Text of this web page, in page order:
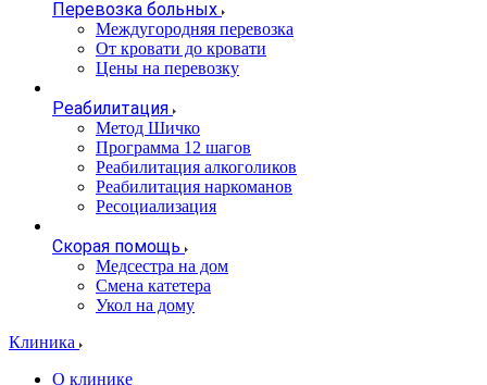
Перевозка больных
Междугородняя перевозка
От кровати до кровати
Цены на перевозку
Реабилитация
Метод Шичко
Программа 12 шагов
Реабилитация алкоголиков
Реабилитация наркоманов
Ресоциализация
Скорая помощь
Медсестра на дом
Смена катетера
Укол на дому
Клиника
О клинике